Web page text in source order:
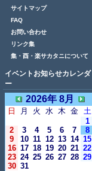
サイトマップ
FAQ
お問い合わせ
リンク集
集・酉・楽サカタニについて
イベントお知らせカレンダ
ー
2026年 8月
日 月 火 水 木 金 土
1
2
3 4 5 6 7
8
9
10 11 12 13 14 15
16 17 18 19 20 21 22
23 24 25 26 27 28 29
30 31